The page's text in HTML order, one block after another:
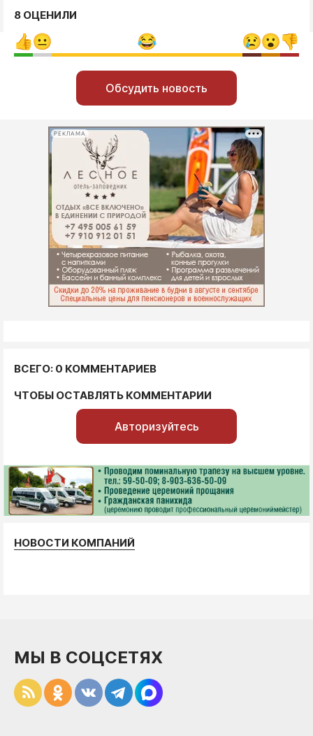
8 ОЦЕНИЛИ
Обсудить новость
РЕКЛАМА
ВСЕГО: 0 КОММЕНТАРИЕВ
ЧТОБЫ ОСТАВЛЯТЬ КОММЕНТАРИИ
Авторизуйтесь
НОВОСТИ КОМПАНИЙ
МЫ В СОЦСЕТЯХ